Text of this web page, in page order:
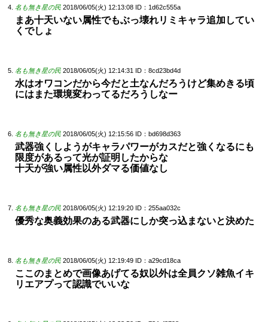
名も無き星の民 2018/06/05(火) 12:13:08 ID：1d62c555a
まあ十天いない属性でもぶっ壊れリミキャラ追加してい
くでしょ
名も無き星の民 2018/06/05(火) 12:14:31 ID：8cd23bd4d
水はオワコンだから今だと土なんだろうけど集めきる頃
にはまた環境変わってるだろうしなー
名も無き星の民 2018/06/05(火) 12:15:56 ID：bd698d363
武器強くしようがキャラパワーがカスだと強くなるにも
限度があるって光が証明したからな
十天が強い属性以外ダマる価値なし
名も無き星の民 2018/06/05(火) 12:19:20 ID：255aa032c
優秀な奥義効果のある武器にしか突っ込まないと決めた
名も無き星の民 2018/06/05(火) 12:19:49 ID：a29cd18ca
ここのまとめで画像あげてる奴以外は全員クソ雑魚イキ
リエアプって認識でいいな